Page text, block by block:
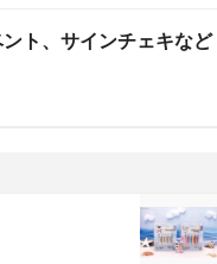
ト、サインチェキなど